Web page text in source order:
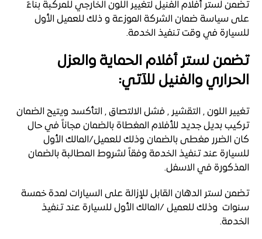
تضمن لستر أفلام الفنيل لتغيير اللون الخارجي للمركبة بناءً
على سياسة ضمان الشركة الموزعة و ذلك للعميل الأول
للسيارة في وقت تنفيذ الخدمة.
تضمن لستر أفلام الحماية والعزل
الحراري والفنيل للآتي:
تغيير اللون , التقشير , فشل الالتصاق , التأكسد ويتيح الضمان
تركيب بديل جديد للأفلام المغطاة بالضمان مجاناً في حال
كان الضرر مغطى بالضمان وذلك للعميل/المالك الأول
للسيارة عند تنفيذ الخدمة وفقاً لشروط المطالبة بالضمان
المذكورة في الاسفل.
تضمن لستر الدهان القابل للإزالة على السيارات لمدة خمسة
سنوات وذلك للعميل /المالك الأول للسيارة عند تنفيذ
الخدمة.